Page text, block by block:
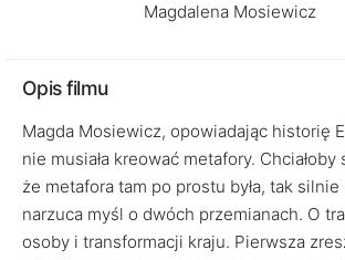
Magdalena Mosiewicz
Opis filmu
Magda Mosiewicz, opowiadając historię
nie musiała kreować metafory.
że metafora tam po prostu była, tak
narzuca myśl o dwóch przemianach. O
osoby i transformacji kraju. Pierwsza